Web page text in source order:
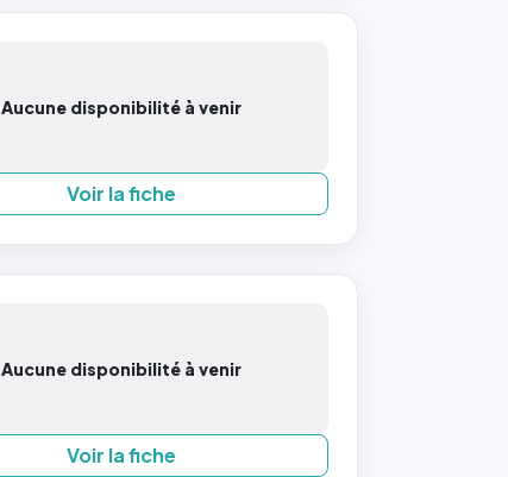
Aucune disponibilité à venir
Voir la fiche
Aucune disponibilité à venir
Voir la fiche